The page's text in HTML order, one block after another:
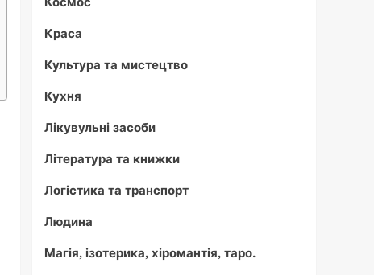
Краса
Культура та мистецтво
Кухня
Лікувульні засоби
Література та книжки
Логістика та транспорт
Людина
Магія, ізотерика, хіромантія, таро.